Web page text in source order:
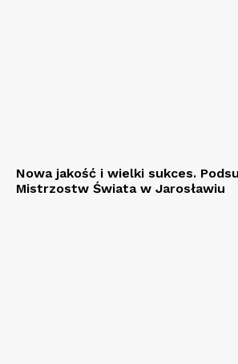
Nowa jakość i wielki sukces.
Mistrzostw Świata w Jarosławiu